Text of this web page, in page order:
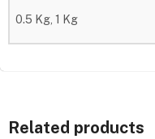
0.5 Kg, 1 Kg
Related products